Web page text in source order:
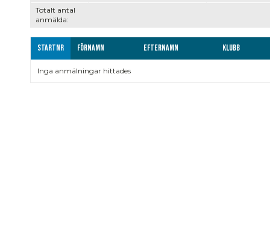
Totalt antal
anmälda:
Startnr Förnamn Efternamn Klubb
Inga anmälningar hittades